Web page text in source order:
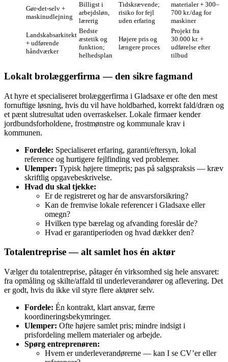
Gør‑det‑selv +
maskinudlejning
Billigst i
arbejdsløn,
lærerig
Tidskrævende;
risiko for fejl
uden erfaring
materialer + 300–
700 kr./dag for
maskiner
Landskabsarkitekt
+ udførende
håndværker
Bedste
æstetik og
funktion;
helhedsplan
Højere pris og
længere proces
Projekt fra
30.000 kr. +
udførelse efter
tilbud
Lokalt brolæggerfirma — den sikre fagmand
At hyre et specialiseret brolæggerfirma i Gladsaxe er ofte den mest
fornuftige løsning, hvis du vil have holdbarhed, korrekt fald/dræn og
et pænt slutresultat uden overraskelser. Lokale firmaer kender
jordbundsforholdene, frostmønstre og kommunale krav i
kommunen.
Fordele: Specialiseret erfaring, garanti/eftersyn, lokal
reference og hurtigere fejlfinding ved problemer.
Ulemper: Typisk højere timepris; pas på salgspraksis — kræv
skriftlig opgavebeskrivelse.
Hvad du skal tjekke:
Er de registreret og har de ansvarsforsikring?
Kan de fremvise lokale referencer i Gladsaxe eller
omegn?
Hvilken type bærelag og afvanding foreslår de?
Hvad er garantiperioden og hvad dækker den?
Totalentreprise — alt samlet hos én aktør
Vælger du totalentreprise, påtager én virksomhed sig hele ansvaret:
fra opmåling og skilte/affald til underleverandører og aflevering. Det
er godt, hvis du ikke vil styre flere aktører selv.
Fordele: Én kontrakt, klart ansvar, færre
koordineringsbekymringer.
Ulemper: Ofte højere samlet pris; mindre indsigt i
prisfordeling mellem materialer og arbejde.
Spørg entreprenøren:
Hvem er underleverandørerne — kan I se CV’er eller